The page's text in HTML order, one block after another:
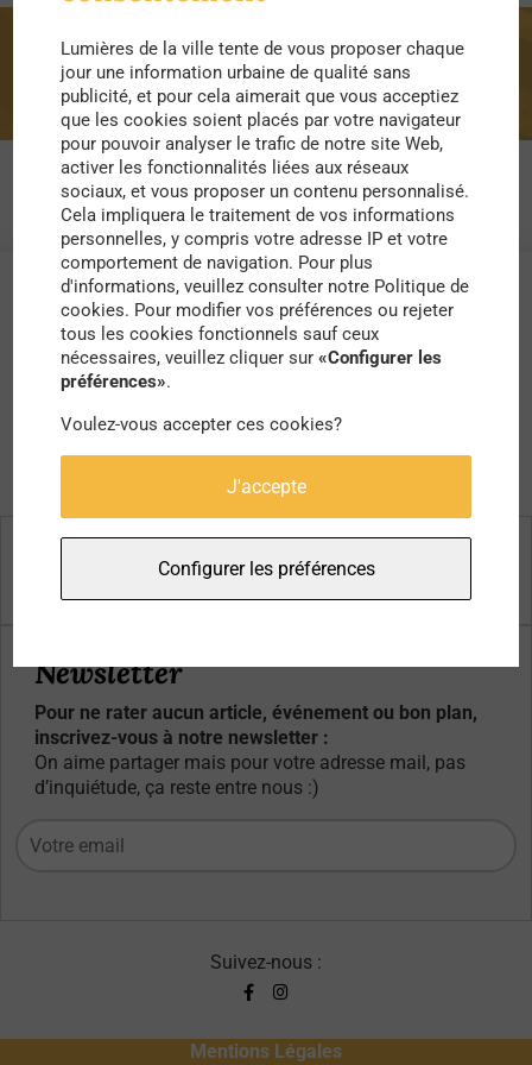
bateau
Newsletter
Pour ne rater aucun article, événement ou bon plan,
inscrivez-vous à notre newsletter :
On aime partager mais pour votre adresse mail, pas
d’inquiétude, ça reste entre nous :)
Suivez-nous :
Mentions Légales
Lumières de la ville tente de vous proposer chaque
jour une information urbaine de qualité sans
publicité, et pour cela aimerait que vous acceptiez
que les cookies soient placés par votre navigateur
pour pouvoir analyser le trafic de notre site Web,
activer les fonctionnalités liées aux réseaux
sociaux, et vous proposer un contenu personnalisé.
Cela impliquera le traitement de vos informations
personnelles, y compris votre adresse IP et votre
comportement de navigation. Pour plus
d'informations, veuillez consulter notre Politique de
cookies. Pour modifier vos préférences ou rejeter
tous les cookies fonctionnels sauf ceux
nécessaires, veuillez cliquer sur«Configurer les
préférences».
Voulez-vous accepter ces cookies?
J'accepte
Configurer les préférences